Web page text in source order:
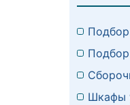
Подбор
Шкафы